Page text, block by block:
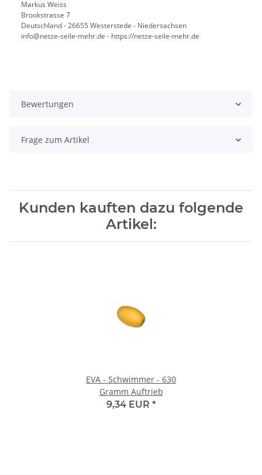
Markus Weiss
Brookstrasse 7
Deutschland - 26655 Westerstede - Niedersachsen
info@netze-seile-mehr.de - https://netze-seile-mehr.de
Bewertungen
Frage zum Artikel
Kunden kauften dazu folgende
Artikel:
EVA - Schwimmer - 630
Gramm Auftrieb
9,34 EUR *